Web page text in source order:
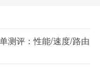
测评：性能/速度/路由